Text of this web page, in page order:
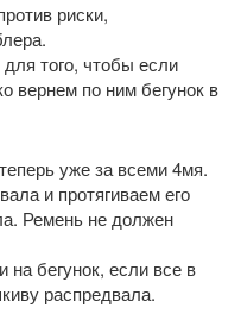
риски,
того, чтобы если
вернем по ним бегунок в
уже за всеми 4мя.
и протягиваем его
Ремень не должен
бегунок, если все в
распредвала.